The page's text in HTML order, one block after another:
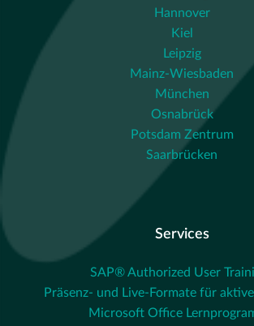
Hannover
Kiel
Leipzig
Mainz-Wiesbaden
München
Osnabrück
Potsdam Zentrum
Saarbrücken
Services
SAP® Authorized User
Präsenz- und Live-Formate für
Microsoft Office